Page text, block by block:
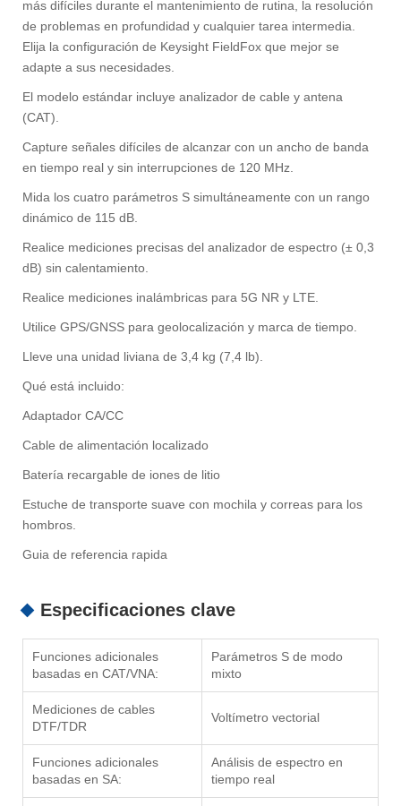
más difíciles durante el mantenimiento de rutina, la resolución
de problemas en profundidad y cualquier tarea intermedia.
Elija la configuración de Keysight FieldFox que mejor se
adapte a sus necesidades.
El modelo estándar incluye analizador de cable y antena
(CAT).
Capture señales difíciles de alcanzar con un ancho de banda
en tiempo real y sin interrupciones de 120 MHz.
Mida los cuatro parámetros S simultáneamente con un rango
dinámico de 115 dB.
Realice mediciones precisas del analizador de espectro (± 0,3
dB) sin calentamiento.
Realice mediciones inalámbricas para 5G NR y LTE.
Utilice GPS/GNSS para geolocalización y marca de tiempo.
Lleve una unidad liviana de 3,4 kg (7,4 lb).
Qué está incluido:
Adaptador CA/CC
Cable de alimentación localizado
Batería recargable de iones de litio
Estuche de transporte suave con mochila y correas para los
hombros.
Guia de referencia rapida
Especificaciones clave
Funciones adicionales
basadas en CAT/VNA:
Parámetros S de modo
mixto
Mediciones de cables
DTF/TDR
Voltímetro vectorial
Funciones adicionales
basadas en SA:
Análisis de espectro en
tiempo real